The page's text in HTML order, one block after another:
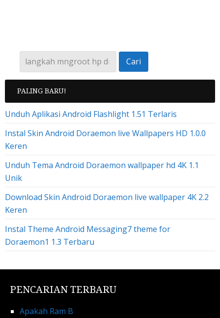
PALING BARU!
Unduh Aplikasi Android Flashlight 1.51 Terlaris
Instal Skin Android Doraemon live Wallpapers HD 1.0.0
Keren
Unduh Tema Android Doraemon wallpaper hd 4K 1.1
Unik
Download Skin Android Doraemon live wallpaper 4K 2.2
Keren
Instal Theme Android Messaging7 theme for
Doraemon1 1.3 Terbaru
PENCARIAN TERBARU
Apakah Ram B